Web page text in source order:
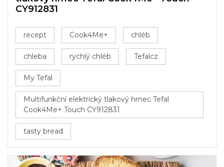
CY912831
recept Cook4Me+ chléb
chleba rychlý chléb Tefalcz
My Tefal
Multifunkční elektrický tlakový hrnec Tefal
Cook4Me+ Touch CY912831
tasty bread